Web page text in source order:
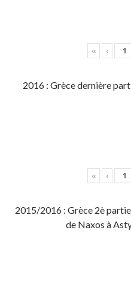
« ‹
2016 : Grèce dernière
« ‹
2015/2016 : Grèce 2è
de Naxos à